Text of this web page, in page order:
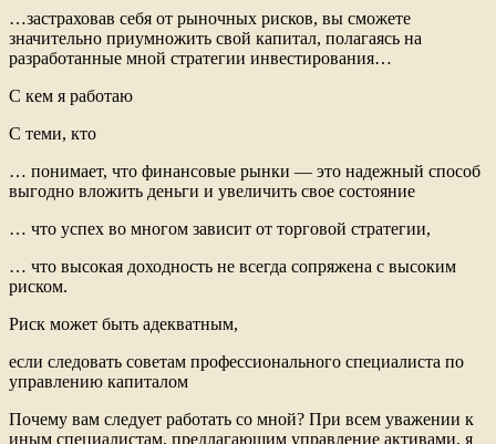
…застраховав себя от рыночных рисков, вы сможете
значительно приумножить свой капитал, полагаясь на
разработанные мной стратегии инвестирования…
С кем я работаю
С теми, кто
… понимает, что финансовые рынки — это надежный способ
выгодно вложить деньги и увеличить свое состояние
… что успех во многом зависит от торговой стратегии,
… что высокая доходность не всегда сопряжена с высоким
риском.
Риск может быть адекватным,
если следовать советам профессионального специалиста по
управлению капиталом
Почему вам следует работать со мной? При всем уважении к
иным специалистам, предлагающим управление активами, я